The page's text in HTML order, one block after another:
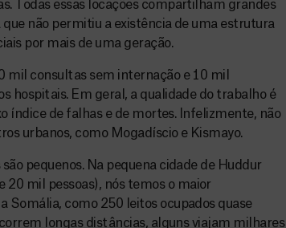
Todas essas locações compartilham grandes
que não permitiu a existência de uma estrutura
por mais de uma geração.
mil consultas sem internação e 10 mil
hospitais. Em geral, a qualidade do trabalho é
índice de falhas e de mortes. Infelizmente, não
urbanos, como Mogadíscio e Kismayo.
pequenos. Na pequena cidade de Huddur
20 mil pessoas), nós temos o maior
Somália, como 250 leitos ocupados quase
longas distâncias, alguns viajam milhares